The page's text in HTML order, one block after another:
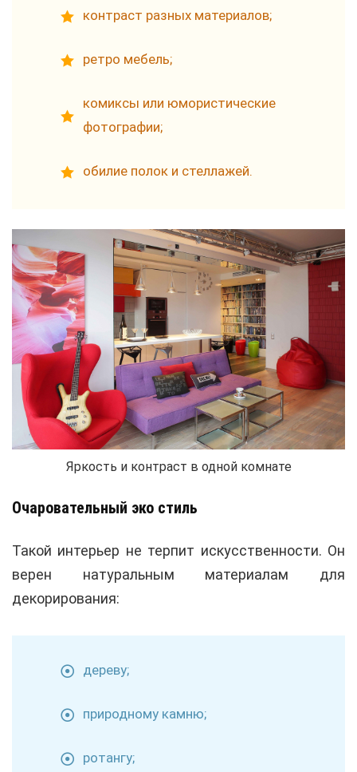
контраст разных материалов;
ретро мебель;
комиксы или юмористические
фотографии;
обилие полок и стеллажей.
Яркость и контраст в одной комнате
Очаровательный эко стиль
Такой интерьер не терпит искусственности. Он
верен натуральным материалам для
декорирования:
дереву;
природному камню;
ротангу;